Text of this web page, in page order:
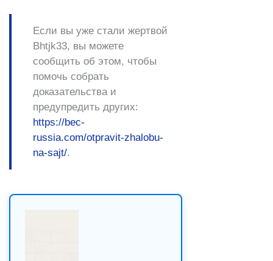
Если вы уже стали жертвой
Bhtjk33, вы можете
сообщить об этом, чтобы
помочь собрать
доказательства и
предупредить других:
https://bec-
russia.com/otpravit-zhalobu-
na-sajt/.